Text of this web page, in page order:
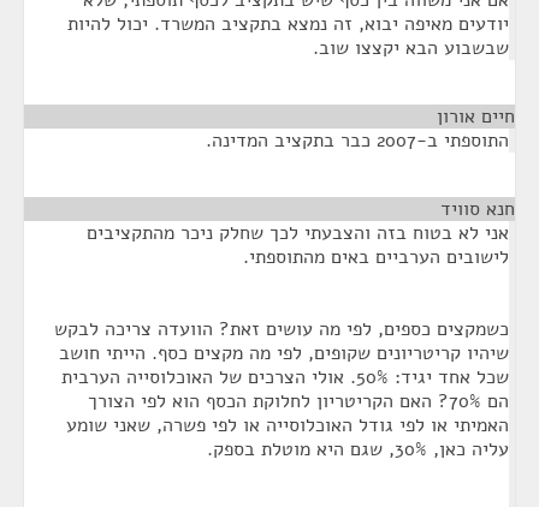
יודעים מאיפה יבוא, זה נמצא בתקציב המשרד. יכול להיות
שבשבוע הבא יקצצו שוב.
חיים אורון
התוספתי ב-2007 כבר בתקציב המדינה.
חנא סוויד
אני לא בטוח בזה והצבעתי לכך שחלק ניכר מהתקציבים
לישובים הערביים באים מהתוספתי.
כשמקצים כספים, לפי מה עושים זאת? הוועדה צריכה לבקש
שיהיו קריטריונים שקופים, לפי מה מקצים כסף. הייתי חושב
שכל אחד יגיד: 50%. אולי הצרכים של האוכלוסייה הערבית
הם 70%? האם הקריטריון לחלוקת הכסף הוא לפי הצורך
האמיתי או לפי גודל האוכלוסייה או לפי פשרה, שאני שומע
עליה כאן, 30%, שגם היא מוטלת בספק.